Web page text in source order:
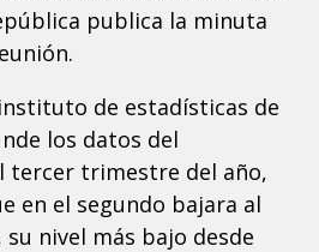
publica la minuta
de estadísticas de
los datos del
tercer trimestre del año,
en el segundo bajara al
nivel más bajo desde